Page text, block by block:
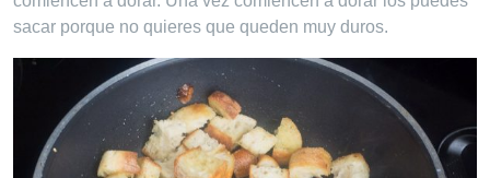
sacar porque no quieres que queden muy duros.